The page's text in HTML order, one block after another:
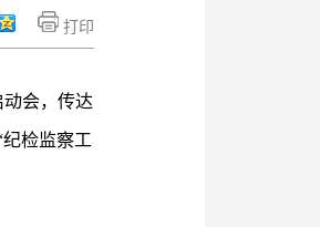
打印
会，传达
检监察工